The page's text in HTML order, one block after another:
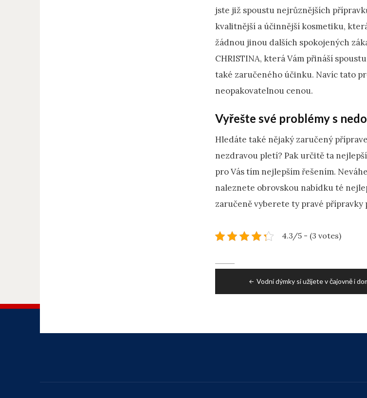
jste již spoustu nejrůznějších
kvalitnější a účinnější kosmetiku,
žádnou jinou dalších spokojených
CHRISTINA, která Vám přináší
také zaručeného účinku. Navíc tato
neopakovatelnou cenou.
Vyřešte své problémy s
Hledáte také nějaký zaručený
nezdravou pletí? Pak určitě ta
pro Vás tím nejlepším řešením.
naleznete obrovskou nabídku té
zaručeně vyberete ty pravé přípravky
4.3/5 - (3 votes)
navigationVodní dýmky si užijete v čajovně i